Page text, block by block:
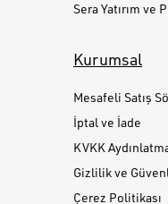
Sera Yatırım ve
Kurumsal
Mesafeli Satış
İptal ve İade
KVKK
Gizlilik ve
Çerez Politikası